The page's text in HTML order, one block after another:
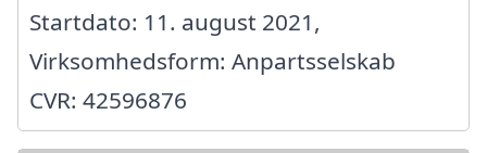
Startdato: 11. august 2021,
Virksomhedsform: Anpartsselskab
CVR: 42596876